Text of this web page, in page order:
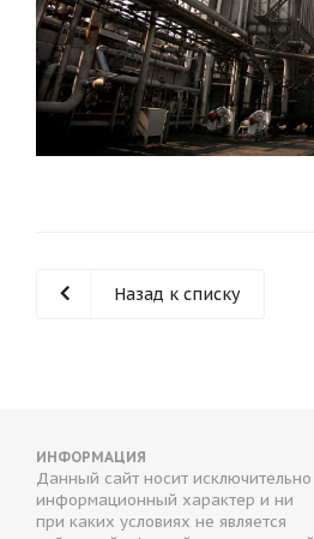
Назад к списку
ИНФОРМАЦИЯ
Данный сайт носит исключительно
информационный характер и ни
при каких условиях не является